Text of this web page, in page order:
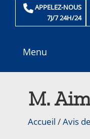
APPELEZ-NOUS
7J/7 24H/24
Menu
M.
Accueil /Avis